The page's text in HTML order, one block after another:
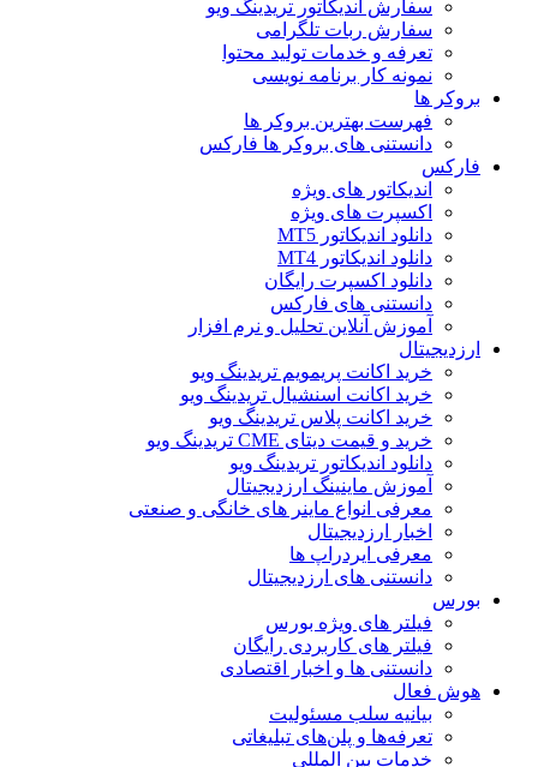
سفارش اندیکاتور تریدینگ ویو
سفارش ربات تلگرامی
تعرفه و خدمات تولید محتوا
نمونه کار برنامه نویسی
بروکر ها
فهرست بهترین بروکر ها
دانستنی های بروکر ها فارکس
فارکس
اندیکاتور های ویژه
اکسپرت های ویژه
دانلود اندیکاتور MT5
دانلود اندیکاتور MT4
دانلود اکسپرت رایگان
دانستنی های فارکس
آموزش آنلاین تحلیل و نرم افزار
ارزدیجیتال
خرید اکانت پریمویم تریدینگ ویو
خرید اکانت اسنشیال تریدینگ ویو
خرید اکانت پلاس تریدینگ ویو
خرید و قیمت دیتای CME تریدینگ ویو
دانلود اندیکاتور تریدینگ ویو
آموزش ماینینگ ارزدیجیتال
معرفی انواع ماینر های خانگی و صنعتی
اخبار ارزدیجیتال
معرفی ایردراپ ها
دانستنی های ارزدیجیتال
بورس
فیلتر های ویژه بورس
فیلتر های کاربردی رایگان
دانستنی ها و اخبار اقتصادی
هوش فعال
بیانیه سلب مسئولیت
تعرفه‌ها و پلن‌های تبلیغاتی
خدمات بین المللی